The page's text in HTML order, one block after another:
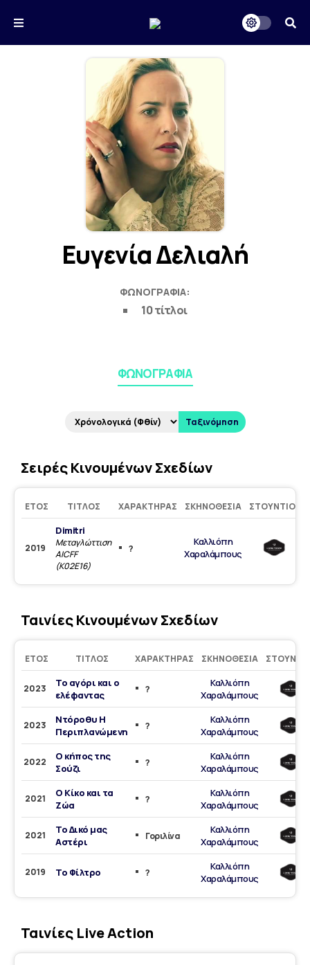
Ευγενία Δελιαλή
ΦΩΝΟΓΡΑΦΊΑ:
10 τίτλοι
ΦΩΝΟΓΡΑΦΊΑ
Ταξινόμηση
Σειρές Κινουμένων Σχεδίων
ΈΤΟΣ ΤΊΤΛΟΣ ΧΑΡΑΚΤΉΡΑΣ ΣΚΗΝΟΘΕΣΊΑ ΣΤΟΎΝΤΙΟ
2019
Dimitri
Μεταγλώττιση
AICFF
(Κ02Ε16)
?
Καλλιόπη
Χαραλάμπους
Ταινίες Κινουμένων Σχεδίων
ΈΤΟΣ ΤΊΤΛΟΣ ΧΑΡΑΚΤΉΡΑΣ ΣΚΗΝΟΘΕΣΊΑ
2023
Το αγόρι και ο
ελέφαντας
?
Καλλιόπη
Χαραλάμπους
2023
Ντόροθυ Η
Περιπλανώμενη
?
Καλλιόπη
Χαραλάμπους
2022
Ο κήπος της
Σούζι
?
Καλλιόπη
Χαραλάμπους
2021
Ο Κίκο και τα
Ζώα
?
Καλλιόπη
Χαραλάμπους
2021
Το Δικό μας
Αστέρι
Γοριλίνα
Καλλιόπη
Χαραλάμπους
2019 Το Φίλτρο ?
Καλλιόπη
Χαραλάμπους
Ταινίες Live Action